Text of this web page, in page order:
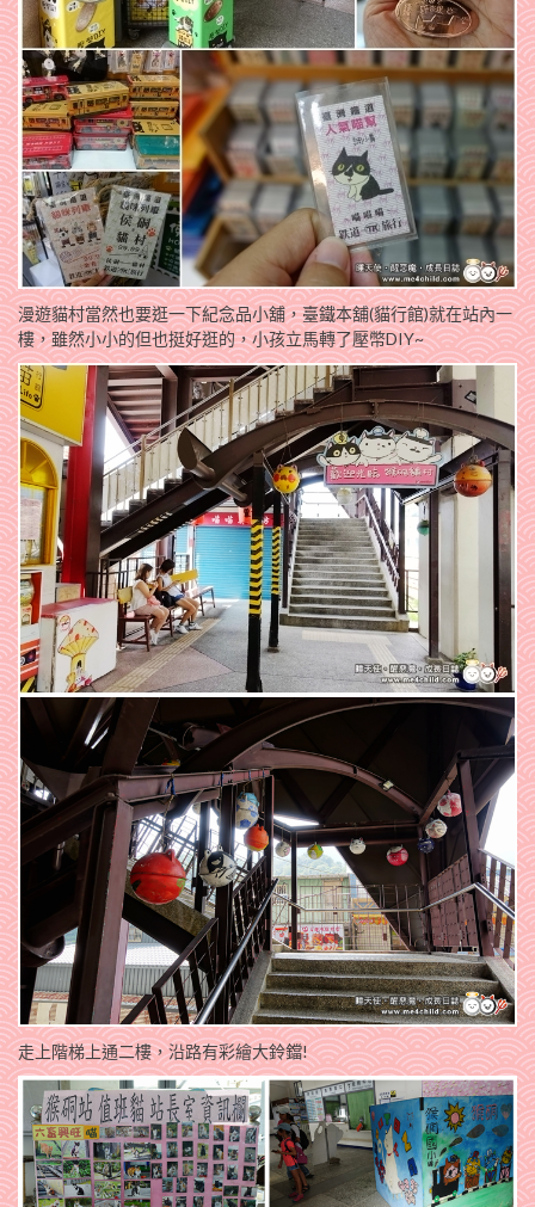
漫遊貓村當然也要逛一下紀念品小舖，臺鐵本舖(貓行館)就在站內一
樓，雖然小小的但也挺好逛的，小孩立馬轉了壓幣DIY~
走上階梯上通二樓，沿路有彩繪大鈴鐺!